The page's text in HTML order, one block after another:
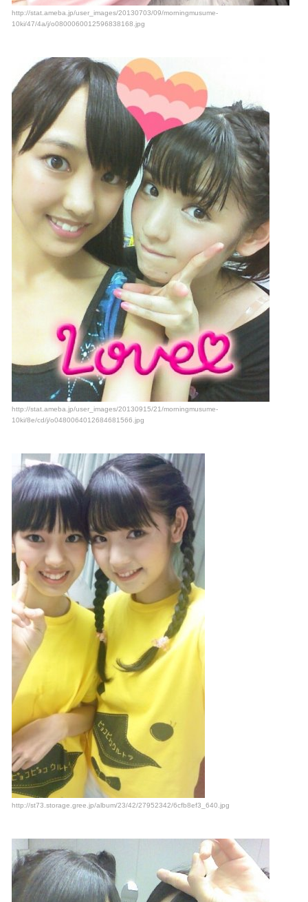
http://stat.ameba.jp/user_images/20130703/09/morningmusume-
10ki/47/4a/j/o0800060012596838168.jpg
http://stat.ameba.jp/user_images/20130915/21/morningmusume-
10ki/8e/cd/j/o0480064012684681566.jpg
http://st73.storage.gree.jp/album/23/42/27952342/6cfb8ef3_640.jpg